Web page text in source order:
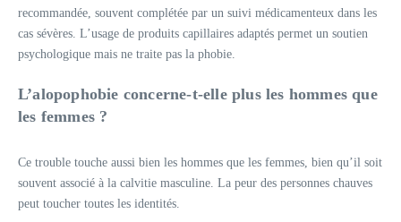
recommandée, souvent complétée par un suivi médicamenteux dans les
cas sévères. L’usage de produits capillaires adaptés permet un soutien
psychologique mais ne traite pas la phobie.
L’alopophobie concerne-t-elle plus les hommes que
les femmes ?
Ce trouble touche aussi bien les hommes que les femmes, bien qu’il soit
souvent associé à la calvitie masculine. La peur des personnes chauves
peut toucher toutes les identités.